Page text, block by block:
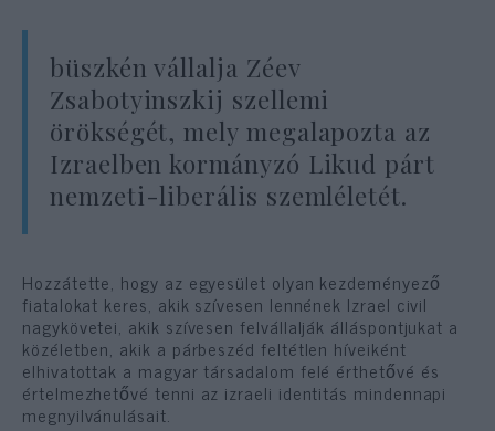
büszkén vállalja Zéev
Zsabotyinszkij szellemi
örökségét, mely megalapozta az
Izraelben kormányzó Likud párt
nemzeti-liberális szemléletét.
Hozzátette, hogy az egyesület olyan kezdeményező
fiatalokat keres, akik szívesen lennének Izrael civil
nagykövetei, akik szívesen felvállalják álláspontjukat a
közéletben, akik a párbeszéd feltétlen híveiként
elhivatottak a magyar társadalom felé érthetővé és
értelmezhetővé tenni az izraeli identitás mindennapi
megnyilvánulásait.